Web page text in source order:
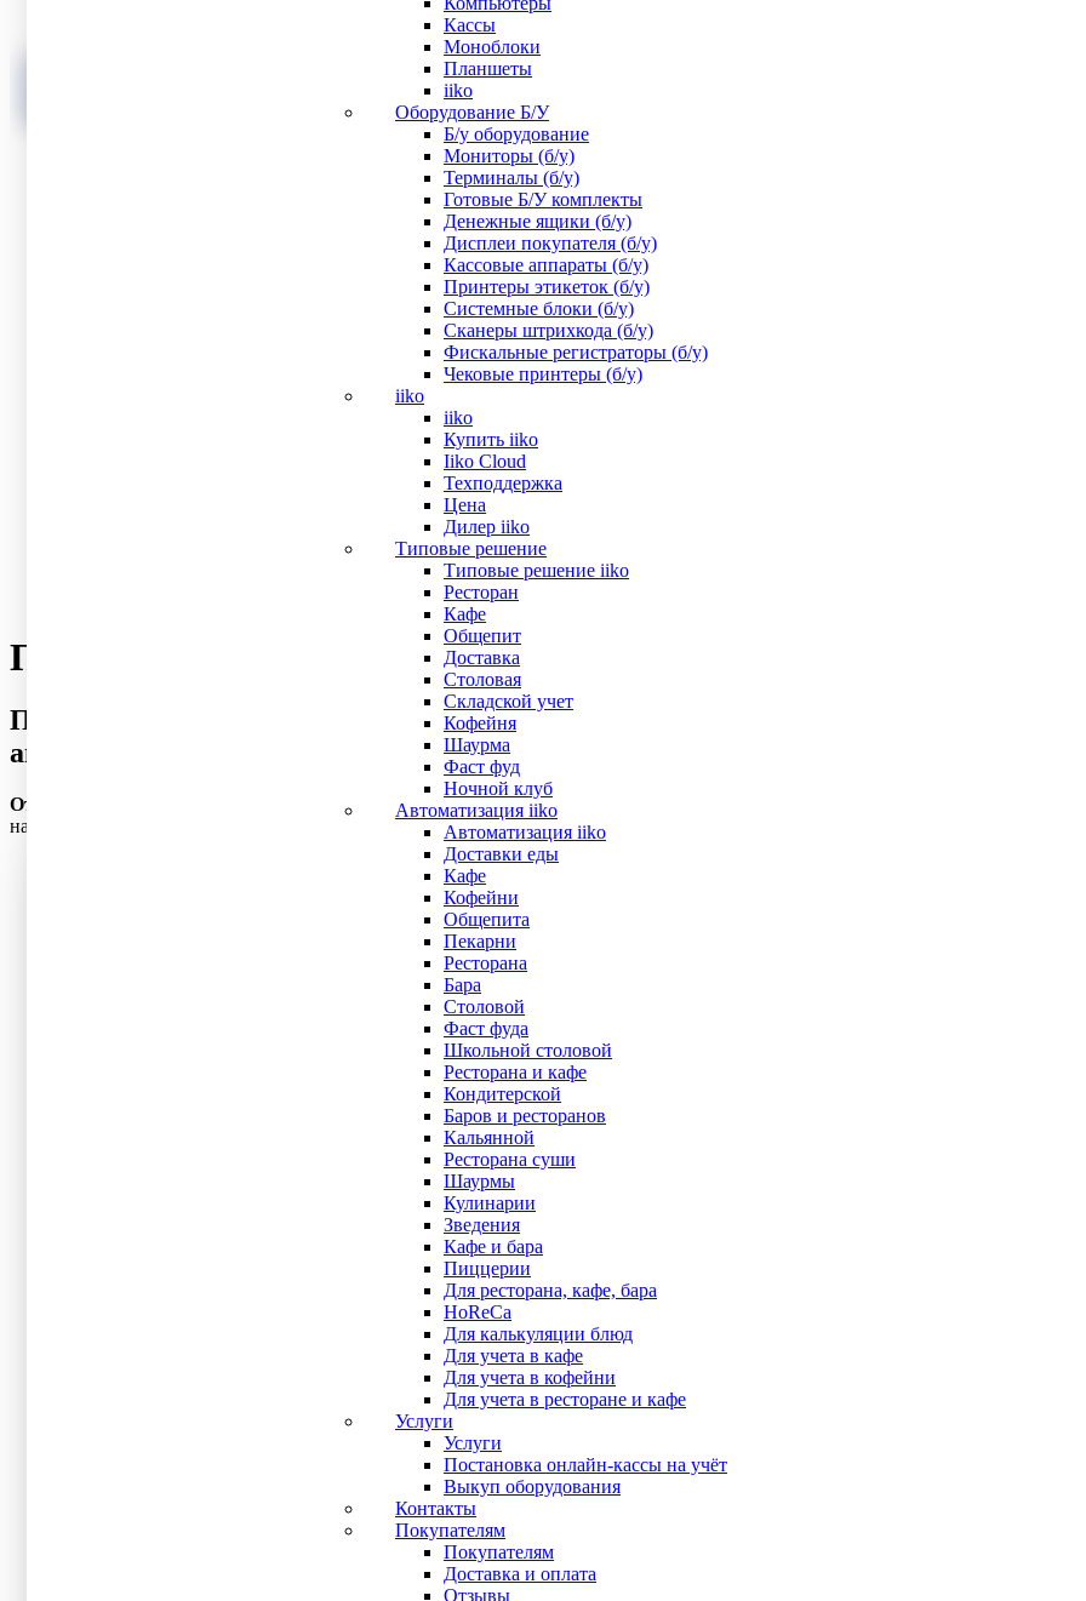
Кассы
Моноблоки
Планшеты
iiko
Оборудование Б/У
Б/у оборудование
Мониторы (б/у)
Терминалы (б/у)
Готовые Б/У комплекты
Денежные ящики (б/у)
Дисплеи покупателя (б/у)
Кассовые аппараты (б/у)
Принтеры этикеток (б/у)
Системные блоки (б/у)
Сканеры штрихкода (б/у)
Фискальные регистраторы (б/у)
Чековые принтеры (б/у)
iiko
iiko
Купить iiko
Iiko Cloud
Техподдержка
Цена
Дилер iiko
Типовые решение
Типовые решение iiko
Ресторан
Кафе
Общепит
Доставка
Столовая
Складской учет
Кофейня
Шаурма
Фаст фуд
Ночной клуб
Автоматизация iiko
Автоматизация iiko
Доставки еды
Кафе
Кофейни
Общепита
Пекарни
Ресторана
Бара
Столовой
Фаст фуда
Школьной столовой
Ресторана и кафе
Кондитерской
Баров и ресторанов
Кальянной
Ресторана суши
Шаурмы
Кулинарии
Зведения
Кафе и бара
Пиццерии
Для ресторана, кафе, бара
HoReCa
Для калькуляции блюд
Для учета в кафе
Для учета в кофейни
Для учета в ресторане и кафе
Услуги
Услуги
Постановка онлайн-кассы на учёт
Выкуп оборудования
Контакты
Покупателям
Покупателям
Доставка и оплата
Отзывы
УЗНАТЬ СТОИМОСТЬ ВНЕДРЕНИЯ СО СКИДКОЙ +
ПОДОБРАТЬ КОМПЛЕКТ ОБОРУДОВАНИЯ
Программа автоматизации кондитерской в Санкт-Петербурге
Пройдите тест и получите точный расчёт
автоматизации для вашей будущей кондитерской
Ответьте
получите скидку
на всё кассовое оборудование
Что вам больше всего необходимо